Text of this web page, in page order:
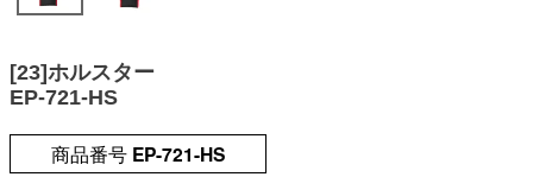
[23]ホルスター
EP-721-HS
商品番号 EP-721-HS